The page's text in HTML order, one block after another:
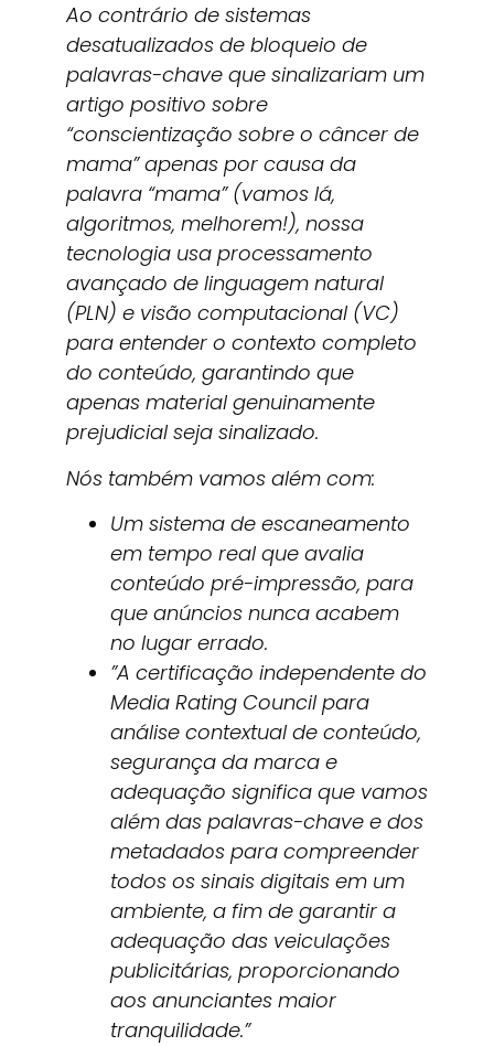
Ao contrário de sistemas
desatualizados de bloqueio de
palavras-chave que sinalizariam um
artigo positivo sobre
“conscientização sobre o câncer de
mama” apenas por causa da
palavra “mama” (vamos lá,
algoritmos, melhorem!), nossa
tecnologia usa processamento
avançado de linguagem natural
(PLN) e visão computacional (VC)
para entender o contexto completo
do conteúdo, garantindo que
apenas material genuinamente
prejudicial seja sinalizado.
Nós também vamos além com:
Um sistema de escaneamento
em tempo real que avalia
conteúdo pré-impressão, para
que anúncios nunca acabem
no lugar errado.
”A certificação independente do
Media Rating Council para
análise contextual de conteúdo,
segurança da marca e
adequação significa que vamos
além das palavras-chave e dos
metadados para compreender
todos os sinais digitais em um
ambiente, a fim de garantir a
adequação das veiculações
publicitárias, proporcionando
aos anunciantes maior
tranquilidade.”